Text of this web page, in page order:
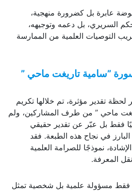
عابرة بل كضرورة منهجية،
السريري، بل دعمه وتوجيهه،
التوصيات العلمية من الممارسة
”سامية تاريغت ماحي ”
تقدير مؤثرة، تم خلالها تكريم
ماحي ” من طرف المشاركين، ولم
فقط بل عبّر عن تقدير حقيقي
البارز في نجاح هذه الطبعة. فقد
نموذجًا للصرامة العلمية
المعرفة.
فقط مسؤولة علمية بل شخصية تمثل